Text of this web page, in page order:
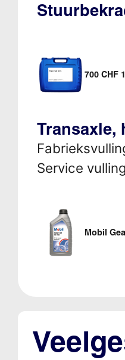
700 CHF
Transaxle,
Service
Mobil